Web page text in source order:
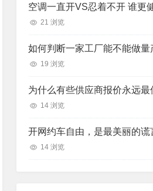
空调一直开VS忍着不开 谁更
21 浏览
如何判断一家工厂能不能做量
19 浏览
为什么有些供应商报价永远最
14 浏览
开网约车自由，是最美丽的谎
14 浏览